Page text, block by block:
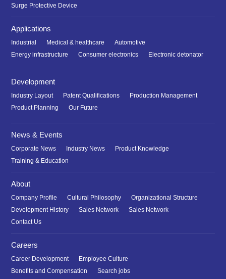
Surge Protective Device
Applications
Industrial Medical & healthcare
Automotive
Energy infrastructure
Consumer electronics Electronic detonator
Development
Industry Layout Patent Qualifications
Production Management
Product Planning
Our Future
News & Events
Corporate News Industry News
Product Knowledge
Training & Education
About
Company Profile Cultural Philosophy
Organizational Structure
Development History
Sales Network
Sales Network
Contact Us
Careers
Career Development
Employee Culture
Benefits and Compensation
Search jobs